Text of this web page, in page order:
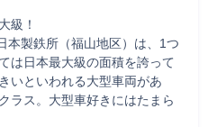
級！
本製鉄所（福山地区）は、1つ
は日本最大級の面積を誇って
いといわれる大型車両があ
ラス。大型車好きにはたまら